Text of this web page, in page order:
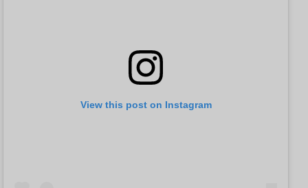
View this post on Instagram